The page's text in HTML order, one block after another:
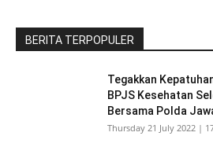
BERITA TERPOPULER
Tegakkan
BPJS Kesehatan
Bersama Polda
Thursday 21 July 2022 |